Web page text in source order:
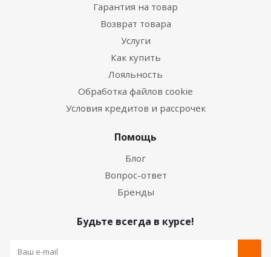
Гарантия на товар
Возврат товара
Услуги
Как купить
Лояльность
Обработка файлов cookie
Условия кредитов и рассрочек
Помощь
Блог
Вопрос-ответ
Бренды
Будьте всегда в курсе!